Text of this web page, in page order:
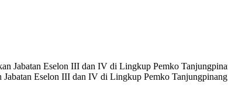
Eselon III dan IV di Lingkup Pemko Tanjungpinang